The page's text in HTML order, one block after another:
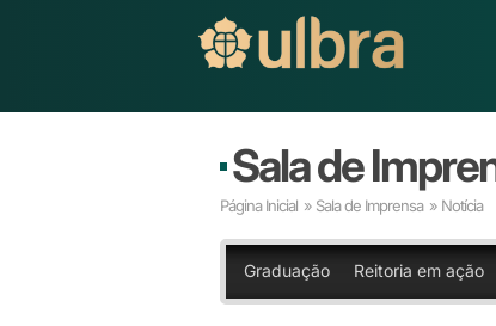
Sala de
Página Inicial » Sala de Imprensa » Notícia
Graduação Reitoria em ação